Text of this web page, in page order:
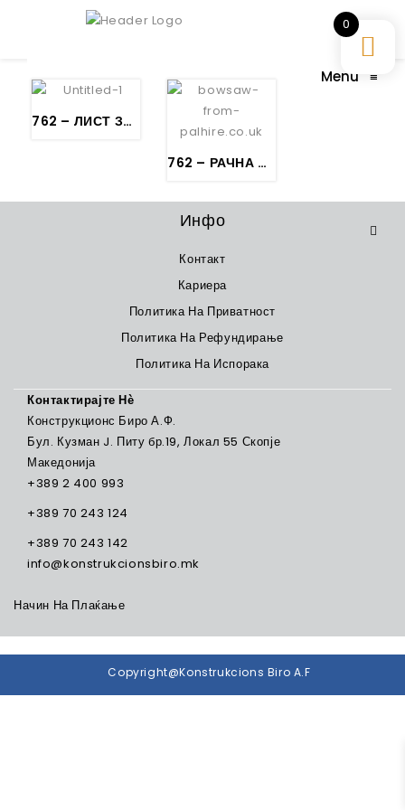
Menu ≡
762 – ЛИСТ ЗА СЕЧЕЊЕ ДРВО
762 – РАЧНА ПИЛА ЗА СЕЧЕЊЕ ДРВО
Инфо
Контакт
Кариера
Политика На Приватност
Политика На Рефундирање
Политика На Испорака
Контактирајте Нѐ
Конструкционс Биро А.Ф.
Бул. Кузман J. Питу бр.19, Локал 55 Скопје
Македонија
+389 2 400 993
+389 70 243 124
+389 70 243 142
info@konstrukcionsbiro.mk
Начин На Плаќање
Copyright@Konstrukcions Biro A.F
0